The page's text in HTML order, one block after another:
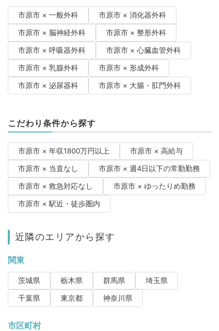
市原市 × 一般外科
市原市 × 消化器外科
市原市 × 脳神経外科
市原市 × 整形外科
市原市 × 呼吸器外科
市原市 × 心臓血管外科
市原市 × 乳腺外科
市原市 × 形成外科
市原市 × 泌尿器科
市原市 × 大腸・肛門外科
こだわり条件から探す
市原市 × 年収1800万円以上
市原市 × 高給与
市原市 × 当直なし
市原市 × 週4日以下の常勤勤務
市原市 × 救急対応なし
市原市 × ゆったりめ勤務
市原市 × 駅近・徒歩圏内
近隣のエリアから探す
関東
茨城県 栃木県 群馬県
埼玉県
千葉県
東京都 神奈川県
市区町村